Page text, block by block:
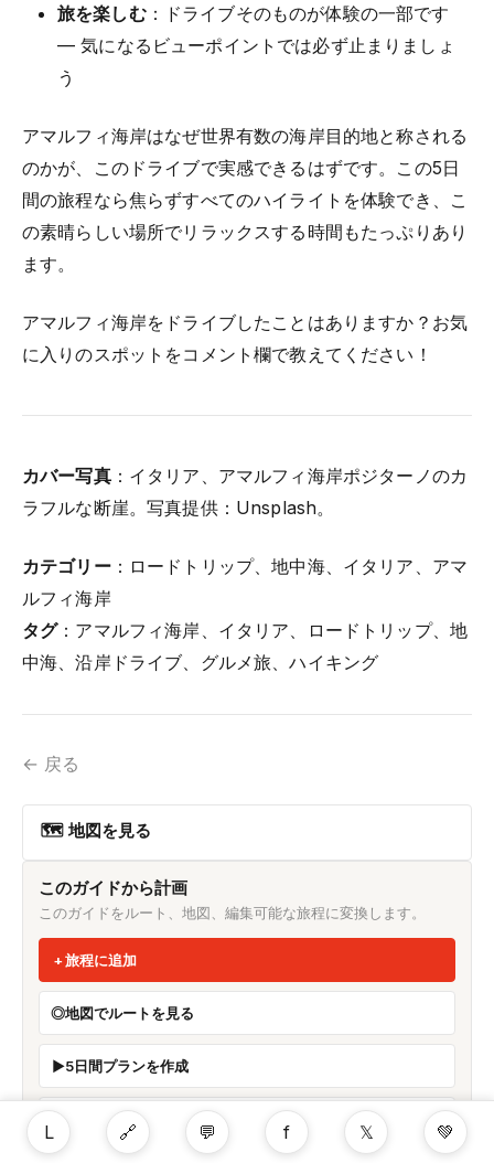
旅を楽しむ：ドライブそのものが体験の一部です
— 気になるビューポイントでは必ず止まりましょ
う
アマルフィ海岸はなぜ世界有数の海岸目的地と称される
のかが、このドライブで実感できるはずです。この5日
間の旅程なら焦らずすべてのハイライトを体験でき、こ
の素晴らしい場所でリラックスする時間もたっぷりあり
ます。
アマルフィ海岸をドライブしたことはありますか？お気
に入りのスポットをコメント欄で教えてください！
カバー写真：イタリア、アマルフィ海岸ポジターノのカ
ラフルな断崖。写真提供：Unsplash。
カテゴリー：ロードトリップ、地中海、イタリア、アマ
ルフィ海岸
タグ：アマルフィ海岸、イタリア、ロードトリップ、地
中海、沿岸ドライブ、グルメ旅、ハイキング
← 戻る
🗺 地図を見る
このガイドから計画
このガイドをルート、地図、編集可能な旅程に変換します。
旅程に追加
地図でルートを見る
5日間プランを作成
周辺 POI を見る
L 🔗 💬 f 𝕏 💚